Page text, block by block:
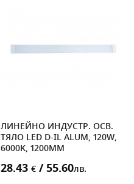
ЛИНЕЙНО ИНДУСТР. ОСВ.
ТЯЛО LED D-IL ALUM, 120W,
6000K, 1200MM
28.43 € / 55.60лв.